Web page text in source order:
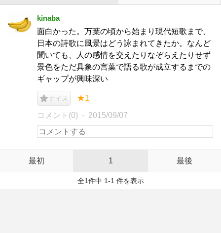
kinaba
面白かった。万葉の頃から始まり現代短歌まで、
日本の詩歌に風景はどう詠まれてきたか。なんど
聞いても、人の感情を交えたりなぞらえたりせず
景色をただ具象の言葉で語る歌が成立するまでの
ギャップが興味深い
ナイス ★1
コメント(0) 2015/09/07
最初 1 最後
全1件中 1-1 件を表示